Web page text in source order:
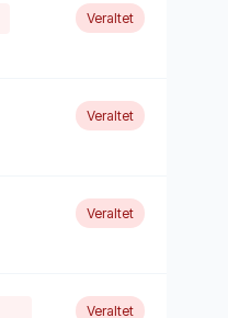
Veraltet
Veraltet
Veraltet
Veraltet